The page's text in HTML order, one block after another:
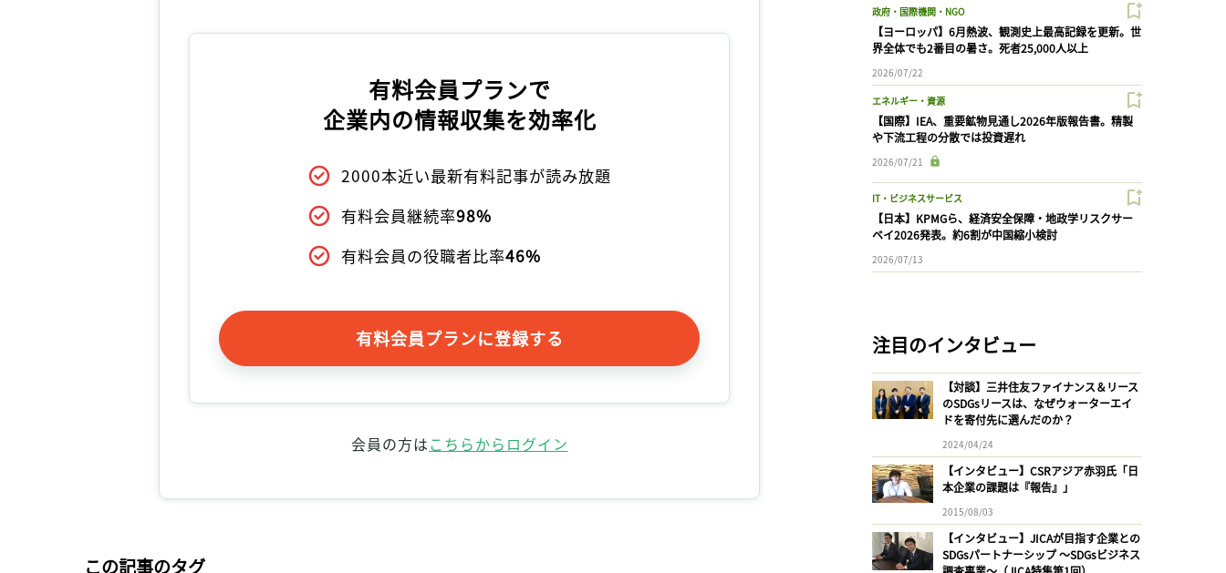
有料会員プランで
企業内の情報収集を効率化
2000本近い最新有料記事が読み放題
有料会員継続率98%
有料会員の役職者比率46%
有料会員プランに登録する
会員の方はこちらからログイン
この記事のタグ
政府・国際機関・NGO
【ヨーロッパ】6月熱波、観測史上最高記録を更新。世
界全体でも2番目の暑さ。死者25,000人以上
2026/07/22
エネルギー・資源
【国際】IEA、重要鉱物見通し2026年版報告書。精製
や下流工程の分散では投資遅れ
2026/07/21
IT・ビジネスサービス
【日本】KPMGら、経済安全保障・地政学リスクサー
ベイ2026発表。約6割が中国縮小検討
2026/07/13
注目のインタビュー
【対談】三井住友ファイナンス＆リース
のSDGsリースは、なぜウォーターエイ
ドを寄付先に選んだのか？
2024/04/24
【インタビュー】CSRアジア赤羽氏「日
本企業の課題は『報告』」
2015/08/03
【インタビュー】JICAが目指す企業との
SDGsパートナーシップ 〜SDGsビジネス
記事をお気に入りに保存するには